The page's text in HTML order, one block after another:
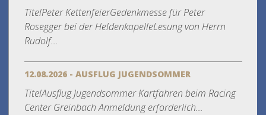
TitelPeter KettenfeierGedenkmesse für Peter
Rosegger bei der HeldenkapelleLesung von Herrn
Rudolf...
12.08.2026 - AUSFLUG JUGENDSOMMER
TitelAusflug Jugendsommer Kartfahren beim Racing
Center Greinbach Anmeldung erforderlich...